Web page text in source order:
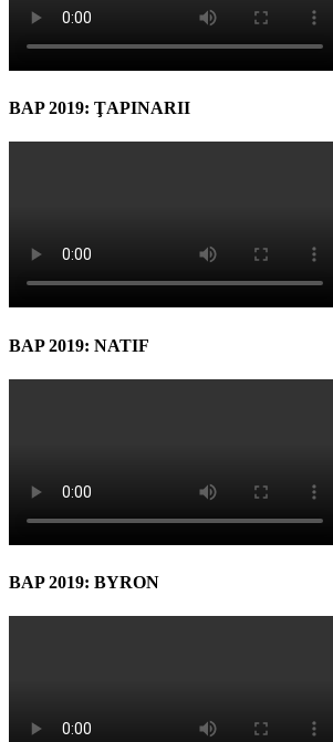
BAP 2019: ŢAPINARII
BAP 2019: NATIF
BAP 2019: BYRON